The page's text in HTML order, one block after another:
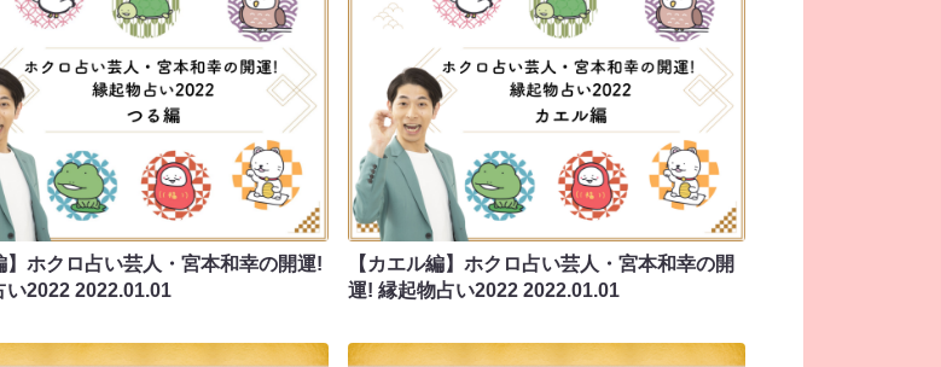
】ホクロ占い芸人・宮本和幸の開運!
い20222022.01.01
【カエル編】ホクロ占い芸人・宮本和幸の開
運! 縁起物占い2022 2022.01.01